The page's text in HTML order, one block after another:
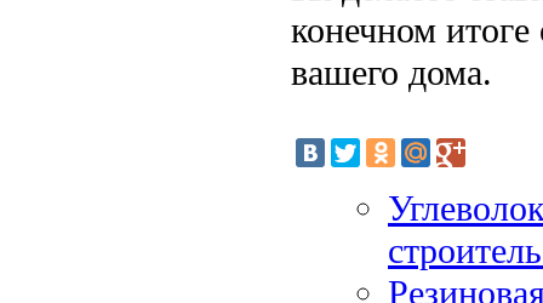
конечном
вашего дома.